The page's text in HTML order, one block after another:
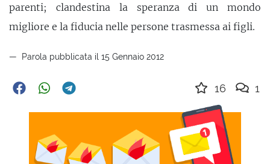
parenti; clandestina la speranza di un mondo
migliore e la fiducia nelle persone trasmessa ai figli.
Parola pubblicata il 15 Gennaio 2012
16 1